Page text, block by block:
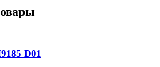
D01